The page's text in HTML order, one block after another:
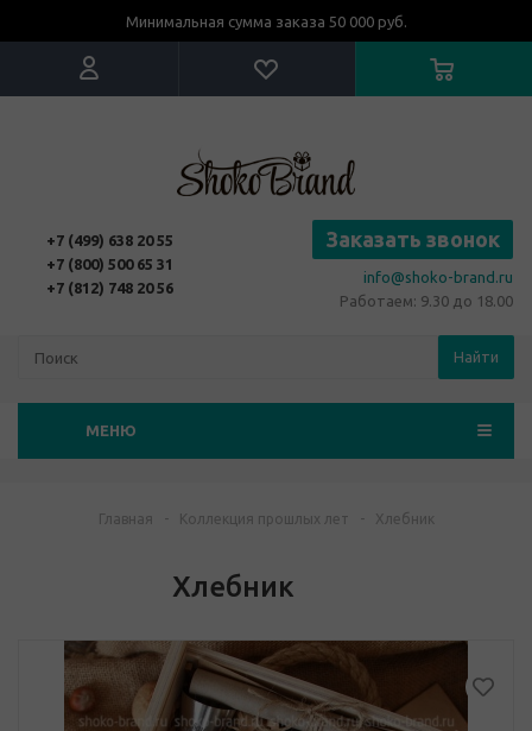
Минимальная сумма заказа 50 000 руб.
+7 (499) 638 20 55
+7 (800) 500 65 31
+7 (812) 748 20 56
Заказать звонок
info@shoko-brand.ru
Работаем: 9.30 до 18.00
Найти
МЕНЮ
Главная - Коллекция прошлых лет - Хлебник
Хлебник